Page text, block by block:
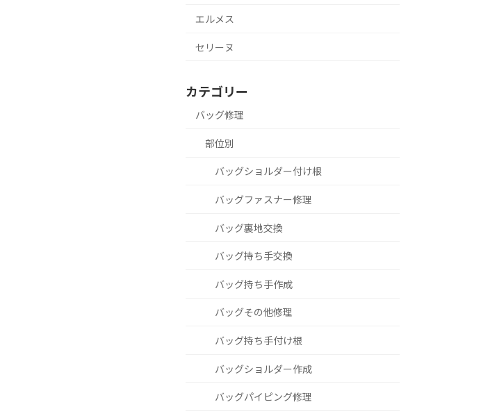
エルメス
セリーヌ
カテゴリー
バッグ修理
部位別
バッグショルダー付け根
バッグファスナー修理
バッグ裏地交換
バッグ持ち手交換
バッグ持ち手作成
バッグその他修理
バッグ持ち手付け根
バッグショルダー作成
バッグパイピング修理